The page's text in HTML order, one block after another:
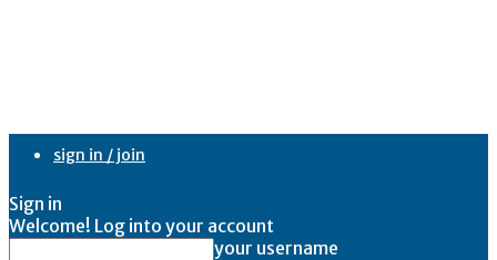
sign in / join
Sign in
Welcome! Log into your account
your username